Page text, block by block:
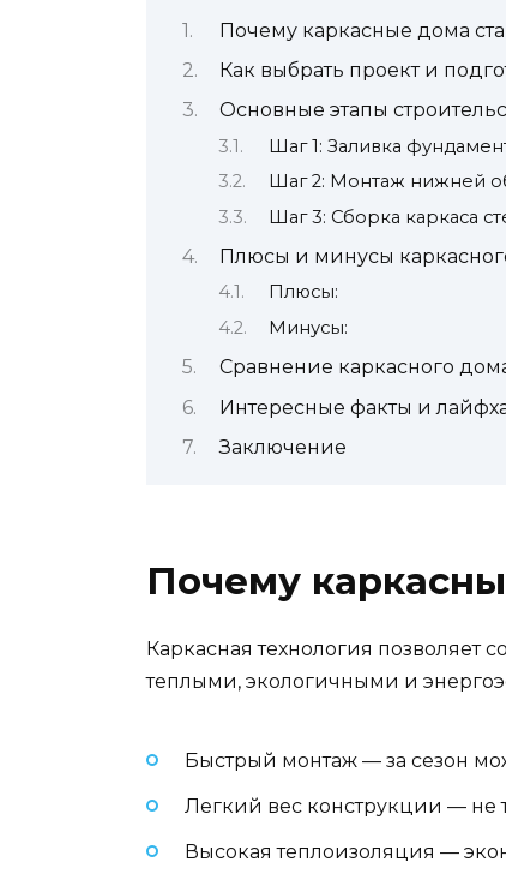
Почему каркасные дома
Как выбрать проект и
Основные этапы
Шаг 1: Заливка
Шаг 2: Монтаж нижней
Шаг 3: Сборка каркаса
Плюсы и минусы
Плюсы:
Минусы:
Сравнение каркасного
Интересные факты и
Заключение
Почему
Каркасная технология позволяет
теплыми, экологичными и
Быстрый монтаж — за сезон
Легкий вес конструкции — не
Высокая теплоизоляция —